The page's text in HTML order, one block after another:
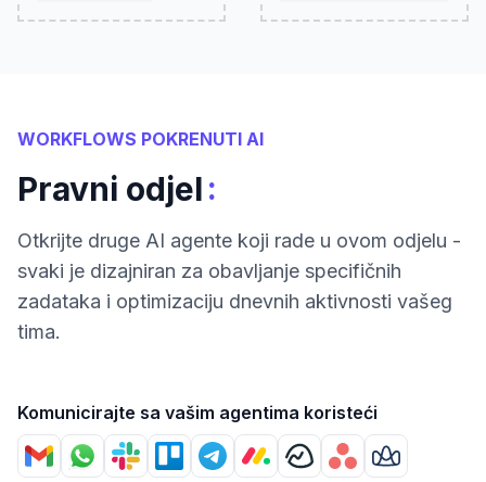
WORKFLOWS POKRENUTI AI
Pravni odjel:
Otkrijte druge AI agente koji rade u ovom odjelu -
svaki je dizajniran za obavljanje specifičnih
zadataka i optimizaciju dnevnih aktivnosti vašeg
tima.
Komunicirajte sa vašim agentima koristeći